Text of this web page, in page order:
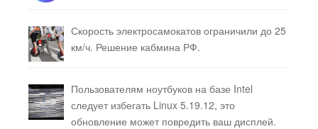
Скорость электросамокатов ограничили до 25
км/ч. Решение кабмина РФ.
Пользователям ноутбуков на базе Intel
следует избегать Linux 5.19.12, это
обновление может повредить ваш дисплей.